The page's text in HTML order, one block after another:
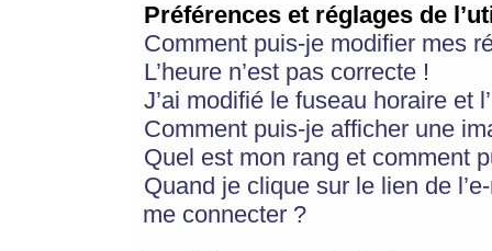
Préférences et réglages de
Comment puis-je modifier mes
L’heure n’est pas correcte !
J’ai modifié le fuseau horaire et
Comment puis-je afficher une
Quel est mon rang et comment
Quand je clique sur le lien de
me connecter ?